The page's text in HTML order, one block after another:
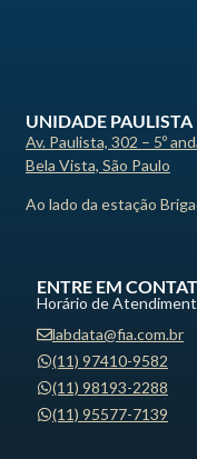
UNIDADE PAULISTA
Av. Paulista, 302 – 5º
Bela Vista, São Paulo
Ao lado da estação
ENTRE EM
Horário de
labdata@fia.com.br
(11) 97410-9582
(11) 98193-2288
(11) 95577-7139